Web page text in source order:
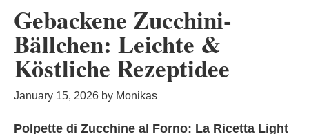
Gebackene Zucchini-
Bällchen: Leichte &
Köstliche Rezeptidee
January 15, 2026 by Monikas
Polpette di Zucchine al Forno: La Ricetta Light